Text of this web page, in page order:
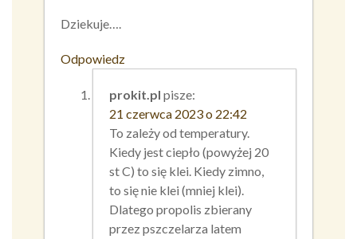
Dziekuje….
Odpowiedz
prokit.pl pisze:
21 czerwca 2023 o 22:42
To zależy od temperatury.
Kiedy jest ciepło (powyżej 20
st C) to się klei. Kiedy zimno,
to się nie klei (mniej klei).
Dlatego propolis zbierany
przez pszczelarza latem